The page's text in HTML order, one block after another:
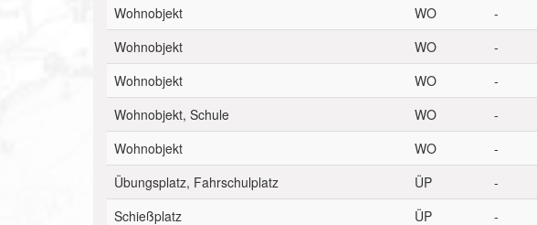
Wohnobjekt
WO -
Wohnobjekt
WO -
Wohnobjekt
WO -
Wohnobjekt, Schule
WO -
Wohnobjekt
WO -
Übungsplatz, Fahrschulplatz
ÜP -
Schießplatz
ÜP -